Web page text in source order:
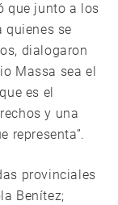
que junto a los
quienes se
dialogaron
Massa sea el
es el
y una
representa”.
provinciales
Benítez;